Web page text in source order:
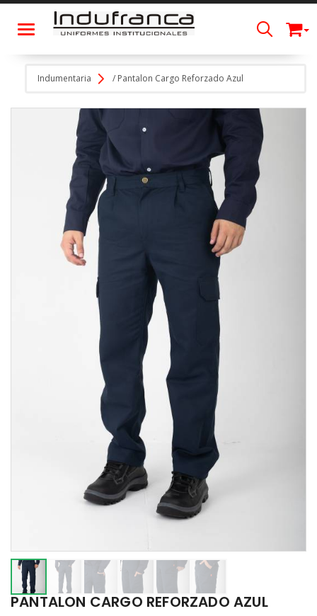
Toggle navigation
Indumentaria / Pantalon Cargo Reforzado Azul
PANTALON CARGO REFORZADO AZUL